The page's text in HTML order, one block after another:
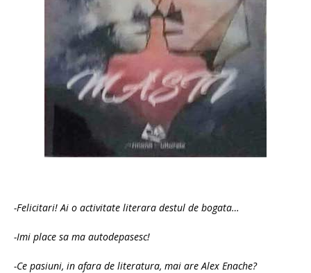
-Felicitari! Ai o activitate literara destul de bogata…
-Imi place sa ma autodepasesc!
-Ce pasiuni, in afara de literatura, mai are Alex Enache?